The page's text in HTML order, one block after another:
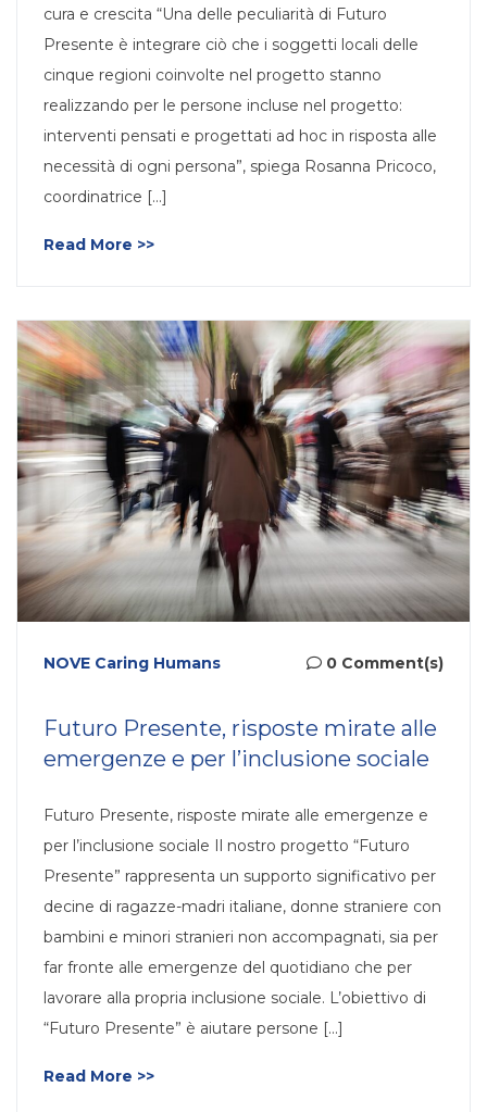
cura e crescita “Una delle peculiarità di Futuro
Presente è integrare ciò che i soggetti locali delle
cinque regioni coinvolte nel progetto stanno
realizzando per le persone incluse nel progetto:
interventi pensati e progettati ad hoc in risposta alle
necessità di ogni persona”, spiega Rosanna Pricoco,
coordinatrice [...]
Read More >>
NOVE Caring Humans 0 Comment(s)
Futuro Presente, risposte mirate alle
emergenze e per l’inclusione sociale
Futuro Presente, risposte mirate alle emergenze e
per l’inclusione sociale Il nostro progetto “Futuro
Presente” rappresenta un supporto significativo per
decine di ragazze-madri italiane, donne straniere con
bambini e minori stranieri non accompagnati, sia per
far fronte alle emergenze del quotidiano che per
lavorare alla propria inclusione sociale. L’obiettivo di
“Futuro Presente” è aiutare persone [...]
Read More >>